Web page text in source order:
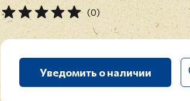
(0)
Уведомить о наличии